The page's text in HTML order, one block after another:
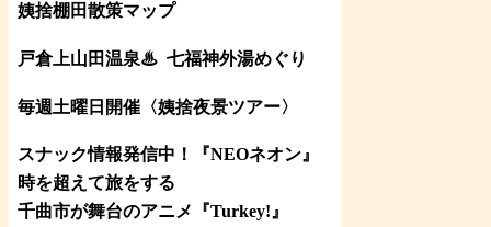
姨捨棚田散策マップ
戸倉上山田温泉♨ 七福神外湯めぐり
毎週土曜日開催〈姨捨夜景ツアー〉
スナック情報発信中！『NEOネオン』
時を超えて旅をする
千曲市が舞台のアニメ『Turkey!』